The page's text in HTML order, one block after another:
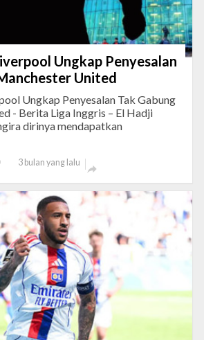
Ungkap Penyesalan
United
Ungkap Penyesalan Tak Gabung
- Berita Liga Inggris – El Hadji
dirinya mendapatkan
3 bulan yang lalu
